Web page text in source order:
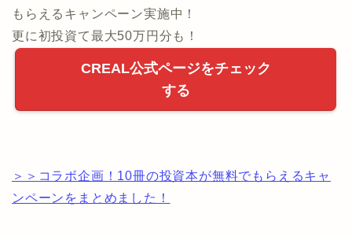
もらえるキャンペーン実施中！
更に初投資て最大50万円分も！
CREAL公式ページをチェック
する
＞＞コラボ企画！10冊の投資本が無料でもらえるキャ
ンペーンをまとめました！